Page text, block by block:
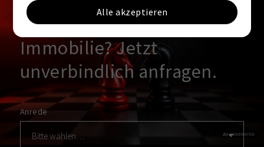
KONTAKT
Interesse an dieser
Immobilie? Jetzt
unverbindlich anfragen.
Anrede
Alle akzeptieren